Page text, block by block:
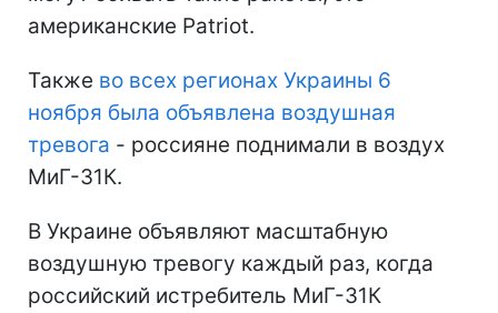
американские Patriot.
Также во всех регионах Украины 6
ноября была объявлена воздушная
тревога - россияне поднимали в воздух
МиГ-31К.
В Украине объявляют масштабную
воздушную тревогу каждый раз, когда
российский истребитель МиГ-31К